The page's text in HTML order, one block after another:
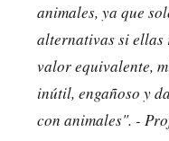
animales, ya que
alternativas si ellas
valor equivalente,
inútil, engañoso y
con animales". -